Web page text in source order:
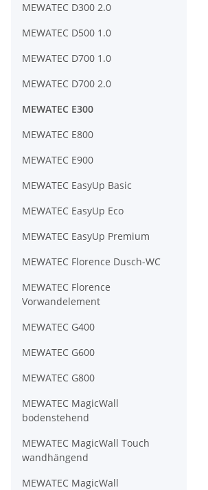
MEWATEC D300 2.0
MEWATEC D500 1.0
MEWATEC D700 1.0
MEWATEC D700 2.0
MEWATEC E300
MEWATEC E800
MEWATEC E900
MEWATEC EasyUp Basic
MEWATEC EasyUp Eco
MEWATEC EasyUp Premium
MEWATEC Florence Dusch-WC
MEWATEC Florence
Vorwandelement
MEWATEC G400
MEWATEC G600
MEWATEC G800
MEWATEC MagicWall
bodenstehend
MEWATEC MagicWall Touch
wandhängend
MEWATEC MagicWall